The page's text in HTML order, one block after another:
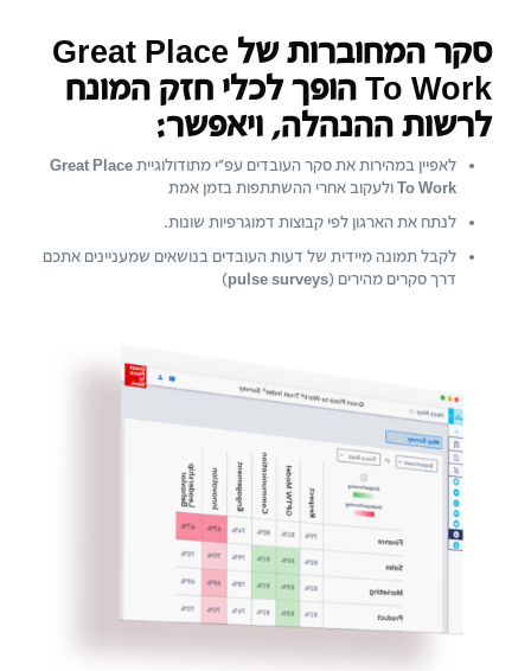
סקר המחוברות של Great Place
To Work הופך לכלי חזק המונח
לרשות ההנהלה, ויאפשר:
לאפיין במהירות את סקר העובדים עפ"י מתודולוגייתGreat Place
To Workולעקוב אחרי ההשתתפות בזמן אמת
לנתח את הארגון לפי קבוצות דמוגרפיות שונות.
לקבל תמונה מיידית של דעות העובדים בנושאים שמעניינים אתכם
דרך סקרים מהירים (pulse surveys
)